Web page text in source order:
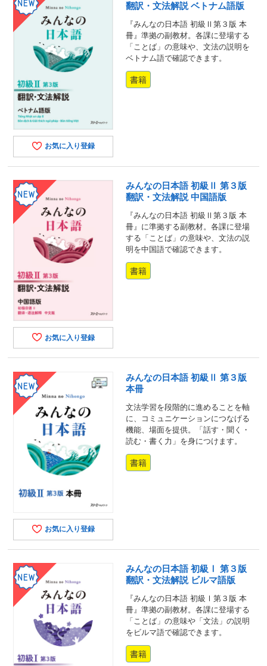
お気に入り登録
翻訳・文法解説 ベトナム語版
『みんなの日本語 初級Ⅱ第３版 本
冊』準拠の副教材。各課に登場する
「ことば」の意味や、文法の説明を
ベトナム語で確認できます。
書籍
お気に入り登録
みんなの日本語 初級Ⅱ 第３版
翻訳・文法解説 中国語版
『みんなの日本語 初級Ⅱ第３版 本
冊』に準拠する副教材。各課に登場
する「ことば」の意味や、文法の説
明を中国語で確認できます。
書籍
お気に入り登録
みんなの日本語 初級Ⅱ 第３版
本冊
文法学習を段階的に進めることを軸
に、コミュニケーションにつなげる
機能、場面を提供。「話す・聞く・
読む・書く力」を身につけます。
書籍
みんなの日本語 初級Ⅰ 第３版
翻訳・文法解説 ビルマ語版
『みんなの日本語 初級Ⅰ第３版 本
冊』準拠の副教材。各課に登場する
「ことば」の意味や「文法」の説明
をビルマ語で確認できます。
書籍